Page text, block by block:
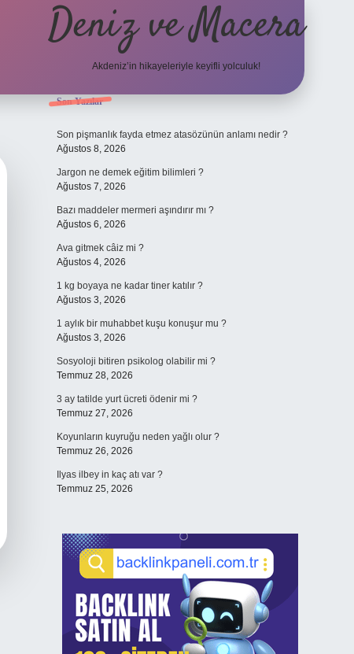
Deniz ve Macera
Akdeniz’in hikayeleriyle keyifli yolculuk!
Sidebar
Son Yazılar
Son pişmanlık fayda etmez atasözünün anlamı nedir ?
Ağustos 8, 2026
Jargon ne demek eğitim bilimleri ?
Ağustos 7, 2026
Bazı maddeler mermeri aşındırır mı ?
Ağustos 6, 2026
Ava gitmek câiz mi ?
Ağustos 4, 2026
1 kg boyaya ne kadar tiner katılır ?
Ağustos 3, 2026
1 aylık bir muhabbet kuşu konuşur mu ?
Ağustos 3, 2026
Sosyoloji bitiren psikolog olabilir mi ?
Temmuz 28, 2026
3 ay tatilde yurt ücreti ödenir mi ?
Temmuz 27, 2026
Koyunların kuyruğu neden yağlı olur ?
Temmuz 26, 2026
Ilyas ilbey in kaç atı var ?
Temmuz 25, 2026